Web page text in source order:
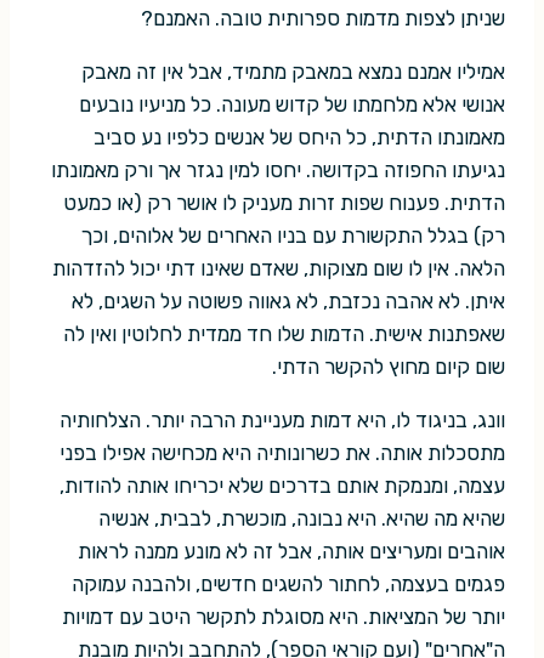
שניתן לצפות מדמות ספרותית טובה. האמנם?
אמיליו אמנם נמצא במאבק מתמיד, אבל אין זה מאבק
אנושי אלא מלחמתו של קדוש מעונה. כל מניעיו נובעים
מאמונתו הדתית, כל היחס של אנשים כלפיו נע סביב
נגיעתו החפוזה בקדושה. יחסו למין נגזר אך ורק מאמונתו
הדתית. פענוח שפות זרות מעניק לו אושר רק (או כמעט
רק) בגלל התקשורת עם בניו האחרים של אלוהים, וכך
הלאה. אין לו שום מצוקות, שאדם שאינו דתי יכול להזדהות
איתן. לא אהבה נכזבת, לא גאווה פשוטה על השגים, לא
שאפתנות אישית. הדמות שלו חד ממדית לחלוטין ואין לה
שום קיום מחוץ להקשר הדתי.
וונג, בניגוד לו, היא דמות מעניינת הרבה יותר. הצלחותיה
מתסכלות אותה. את כשרונותיה היא מכחישה אפילו בפני
עצמה, ומנמקת אותם בדרכים שלא יכריחו אותה להודות,
שהיא מה שהיא. היא נבונה, מוכשרת, לבבית, אנשיה
אוהבים ומעריצים אותה, אבל זה לא מונע ממנה לראות
פגמים בעצמה, לחתור להשגים חדשים, ולהבנה עמוקה
יותר של המציאות. היא מסוגלת לתקשר היטב עם דמויות
ה"אחרים" (ועם קוראי הספר), להתחבב ולהיות מובנת